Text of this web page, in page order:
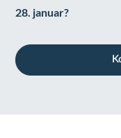
28. januar?